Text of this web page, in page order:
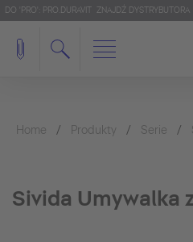
DO 'PRO': PRO.DURAVIT ZNAJDŹ DYSTRYBUTORA
Home Produkty Serie
Sivida Umywalka